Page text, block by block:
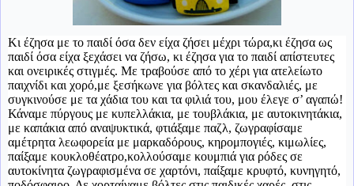
Κι έζησα με το παιδί όσα δεν είχα ζήσει μέχρι τώρα,κι έζησα ως
παιδί όσα είχα ξεχάσει να ζήσω, κι έζησα για το παιδί απίστευτες
και ονειρικές στιγμές. Με τραβούσε από το χέρι για ατελείωτο
παιχνίδι και χορό,με ξεσήκωνε για βόλτες και σκανδαλιές, με
συγκινούσε με τα χάδια του και τα φιλιά του, μου έλεγε σ’ αγαπώ!
Κάναμε πύργους με κυπελλάκια, με τουβλάκια, με αυτοκινητάκια,
με καπάκια από αναψυκτικά, φτιάξαμε παζλ, ζωγραφίσαμε
αμέτρητα λεωφορεία με μαρκαδόρους, κηρομπογιές, κιμωλίες,
παίξαμε κουκλοθέατρο,κολλούσαμε κουμπιά για ρόδες σε
αυτοκίνητα ζωγραφισμένα σε χαρτόνι, παίξαμε κρυφτό, κυνηγητό,